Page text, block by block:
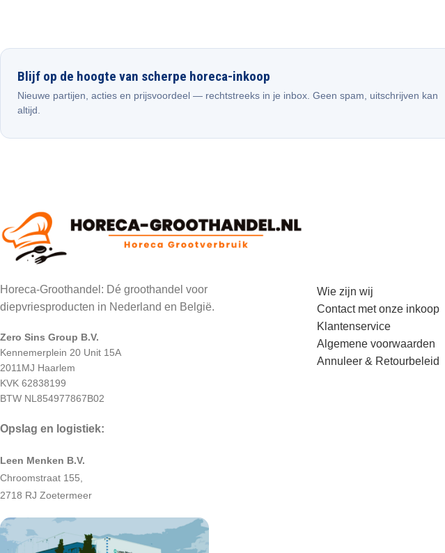
Blijf op de hoogte van scherpe horeca-inkoop
Nieuwe partijen, acties en prijsvoordeel — rechtstreeks in je inbox. Geen spam, uitschrijven kan
altijd.
Horeca-Groothandel: Dé groothandel voor
diepvriesproducten in Nederland en België.
Zero Sins Group B.V.
Kennemerplein 20 Unit 15A
2011MJ Haarlem
KVK 62838199
BTW NL854977867B02
Opslag en logistiek:
Leen Menken B.V.
Chroomstraat 155,
2718 RJ Zoetermeer
Wie zijn wij
Contact met onze inkoop
Klantenservice
Algemene voorwaarden
Annuleer & Retourbeleid